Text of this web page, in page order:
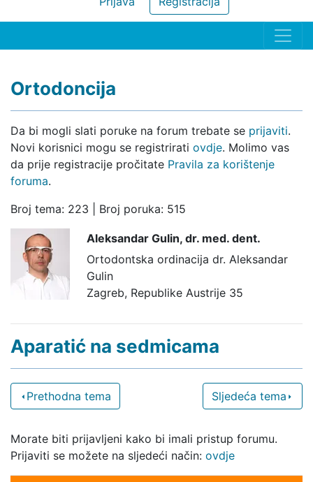
Ortodoncija
Da bi mogli slati poruke na forum trebate se prijaviti.
Novi korisnici mogu se registrirati ovdje. Molimo vas
da prije registracije pročitate Pravila za korištenje
foruma.
Broj tema: 223 | Broj poruka: 515
Aleksandar Gulin, dr. med. dent.
Ortodontska ordinacija dr. Aleksandar
Gulin
Zagreb, Republike Austrije 35
Aparatić na sedmicama
Prethodna tema Sljedeća tema
Morate biti prijavljeni kako bi imali pristup forumu.
Prijaviti se možete na sljedeći način: ovdje